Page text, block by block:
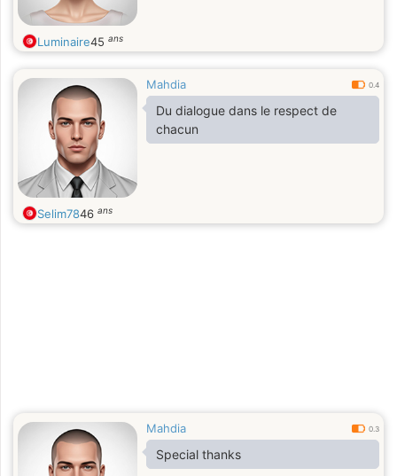
Luminaire45 ans
Mahdia 0.4
Du dialogue dans le respect de
chacun
Selim7846 ans
Mahdia 0.3
Special thanks